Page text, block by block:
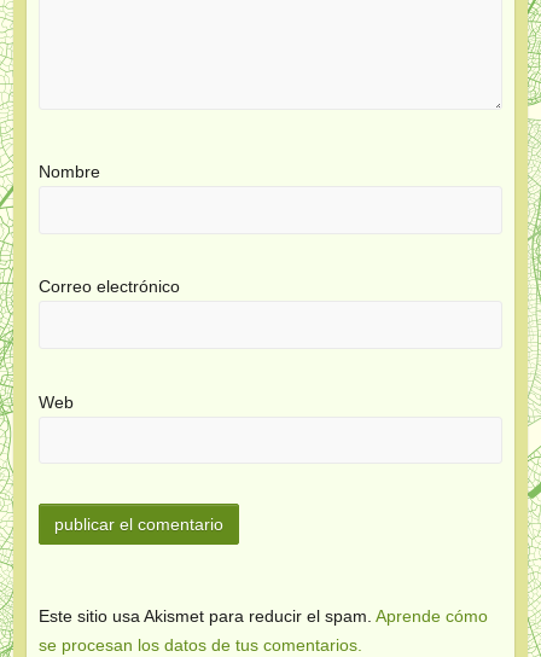
Nombre
Correo electrónico
Web
Este sitio usa Akismet para reducir el spam. Aprende cómo
se procesan los datos de tus comentarios.